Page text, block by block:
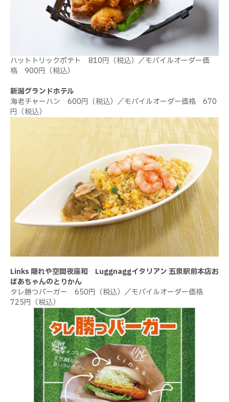
ハットトリックポテト 810円（税込）／モバイルオーダー価
格 900円（税込）
新潟グランドホテル
海老チャーハン 600円（税込）／モバイルオーダー価格 670
円（税込）
Links 隠れや空間夜座和 Luggnaggイタリアン 五泉駅前本店お
ばあちゃんのとりかん
タレ勝つバーガー 650円（税込）／モバイルオーダー価格
725円（税込）